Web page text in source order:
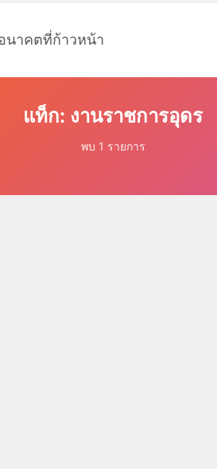
นาคตที่ก้าวหน้า
แท็ก: งานราชการอุดร
พบ 1 รายการ